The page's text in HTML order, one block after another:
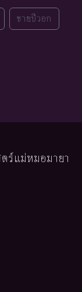
ชายปีวอก
ร์แม่หมอมายา